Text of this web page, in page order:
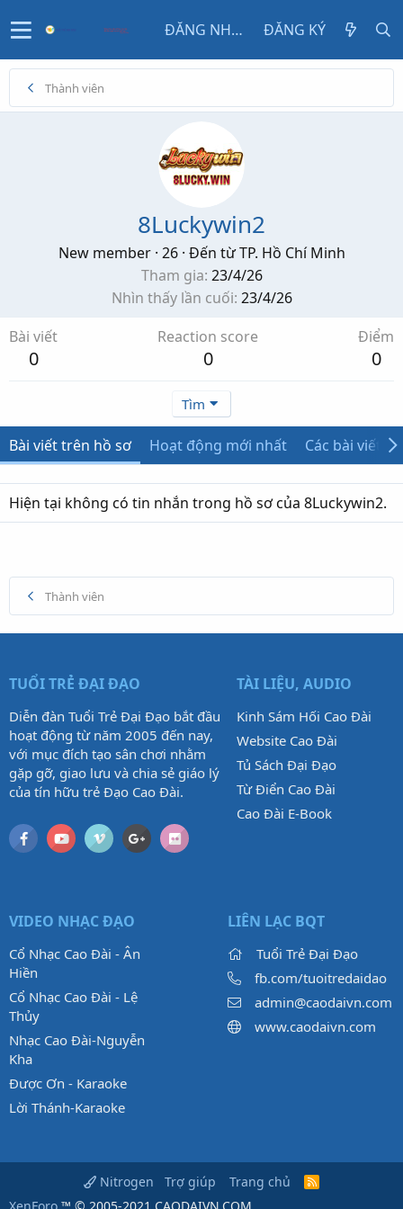
ĐĂNG NHẬP ĐĂNG KÝ
Thành viên
8Luckywin2
New member · 26 · Đến từTP. Hồ Chí Minh
Tham gia 23/4/26
Nhìn thấy lần cuối 23/4/26
Bài viết
0
Reaction score
0
Điểm
0
Tìm
Bài viết trên hồ sơ Hoạt động mới nhất Các bài viết
Hiện tại không có tin nhắn trong hồ sơ của 8Luckywin2.
Thành viên
TUỔI TRẺ ĐẠI ĐẠO
Diễn đàn Tuổi Trẻ Đại Đạo bắt đầu
hoạt động từ năm 2005 đến nay,
với mục đích tạo sân chơi nhằm
gặp gỡ, giao lưu và chia sẻ giáo lý
của tín hữu trẻ Đạo Cao Đài.
TÀI LIỆU, AUDIO
Kinh Sám Hối Cao Đài
Website Cao Đài
Tủ Sách Đại Đạo
Từ Điển Cao Đài
Cao Đài E-Book
VIDEO NHẠC ĐẠO
Cổ Nhạc Cao Đài - Ân
Hiền
Cổ Nhạc Cao Đài - Lệ
Thủy
Nhạc Cao Đài-Nguyễn
Kha
Được Ơn - Karaoke
Lời Thánh-Karaoke
LIÊN LẠC BQT
Tuổi Trẻ Đại Đạo
fb.com/tuoitredaidao
admin@caodaivn.com
www.caodaivn.com
Nitrogen Trợ giúp Trang chủ
R